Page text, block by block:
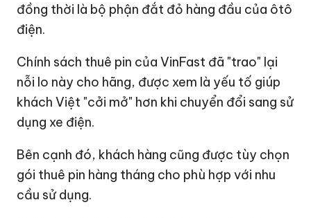
đồng thời là bộ phận đắt đỏ hàng đầu của ôtô
điện.
Chính sách thuê pin của VinFast đã "trao" lại
nỗi lo này cho hãng, được xem là yếu tố giúp
khách Việt "cởi mở" hơn khi chuyển đổi sang sử
dụng xe điện.
Bên cạnh đó, khách hàng cũng được tùy chọn
gói thuê pin hàng tháng cho phù hợp với nhu
cầu sử dụng.